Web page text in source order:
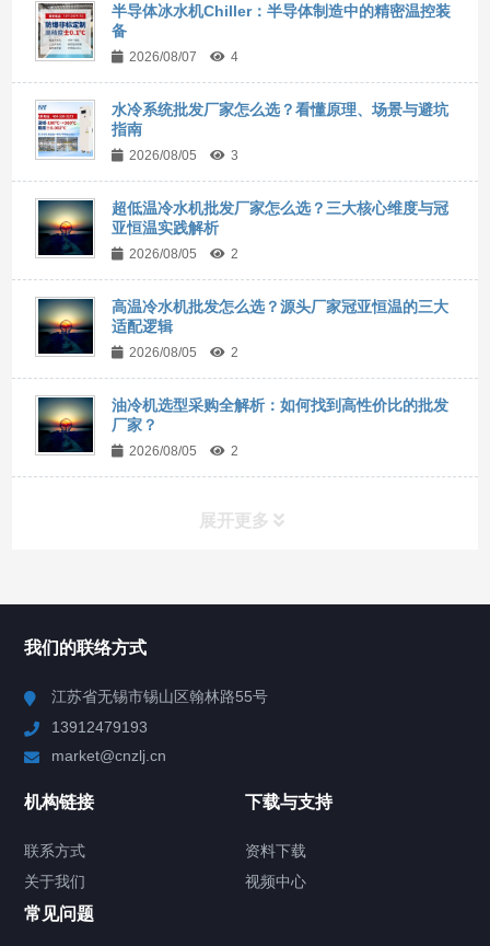
半导体冰水机Chiller：半导体制造中的精密温控装
备
2026/08/07 4
水冷系统批发厂家怎么选？看懂原理、场景与避坑
指南
2026/08/05 3
超低温冷水机批发厂家怎么选？三大核心维度与冠
亚恒温实践解析
2026/08/05 2
高温冷水机批发怎么选？源头厂家冠亚恒温的三大
适配逻辑
2026/08/05 2
油冷机选型采购全解析：如何找到高性价比的批发
厂家？
2026/08/05 2
展开更多
Chiller高精度制冷循环器
TCU温度控制单元
我们的联络方式
江苏省无锡市锡山区翰林路55号
13912479193
market@cnzlj.cn
机构链接
联系方式
关于我们
下载与支持
资料下载
视频中心
常见问题